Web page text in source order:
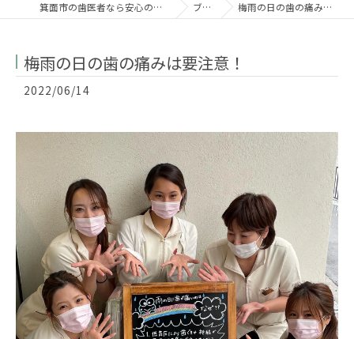
箕面市の歯医者なら安心のうえさか歯科 ブログ 梅雨の日の歯の痛みは要注意！
梅雨の日の歯の痛みは要注意！
2022/06/14